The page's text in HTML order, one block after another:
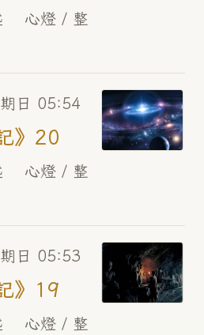
心燈 / 整
日 05:54
》20
心燈 / 整
日 05:53
》19
心燈 / 整